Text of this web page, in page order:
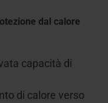
dal calore
capacità di
di calore verso